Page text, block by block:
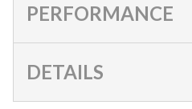
PERFORMANCE
DETAILS